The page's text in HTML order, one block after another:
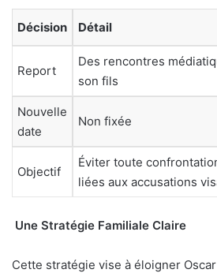
Décision Détail
Report
Des rencontres
son fils
Nouvelle
date
Non fixée
Objectif
Éviter toute
liées aux accusations
Une Stratégie Familiale Claire
Cette stratégie vise à éloigner